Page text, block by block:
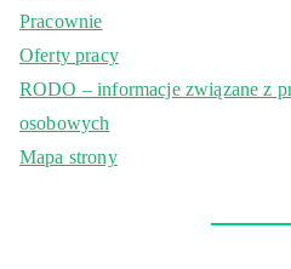
Pracownie
Oferty pracy
RODO – informacje związane z
osobowych
Mapa strony